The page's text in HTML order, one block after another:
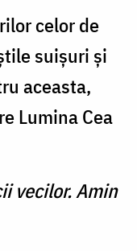
celor de
suişuri şi
aceasta,
Lumina Cea
vecilor. Amin